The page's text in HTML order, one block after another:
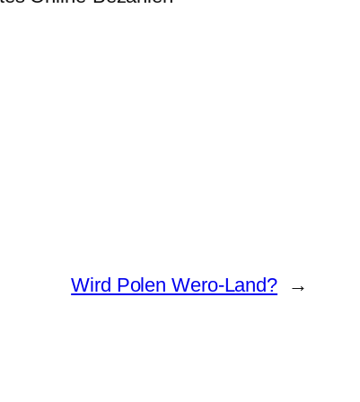
Wird Polen Wero-Land? →